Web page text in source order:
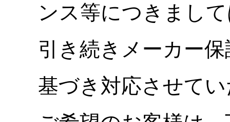
ンス等につきまし
引き続きメーカー
基づき対応させて